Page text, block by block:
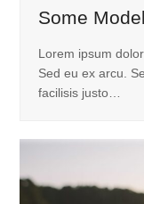
Some
Lorem ipsum
Sed eu ex arcu.
facilisis justo…